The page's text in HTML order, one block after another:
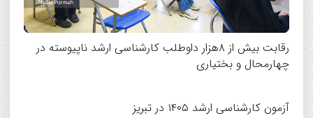
رقابت بیش از ۸هزار داوطلب کارشناسی ارشد ناپیوسته در
چهارمحال و بختیاری
آزمون کارشناسی ارشد ۱۴۰۵ در تبریز